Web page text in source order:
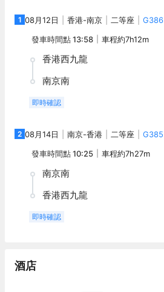
1 08月12日 香港-南京 二等座
G386
發車時間點13:58 車程約7h12m
香港西九龍
南京南
即時確認
2 08月14日 南京-香港 二等座
G385
發車時間點10:25 車程約7h27m
南京南
香港西九龍
即時確認
酒店